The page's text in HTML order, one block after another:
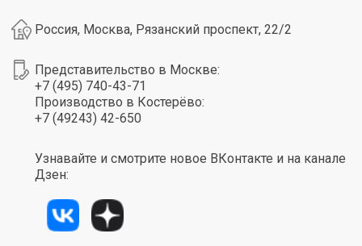
Россия, Москва, Рязанский проспект, 22/2
Представительство в Москве:
+7 (495) 740-43-71
Производство в Костерёво:
+7 (49243) 42-650
Узнавайте и смотрите новое ВКонтакте и на канале
Дзен: